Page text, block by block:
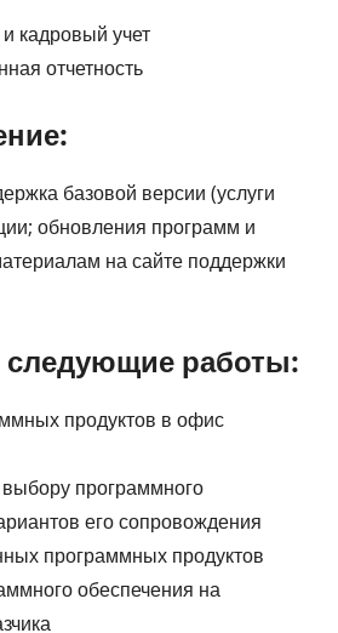
кадровый учет
отчетность
базовой версии (услуги
обновления программ и
на сайте поддержки
работы:
продуктов в офис
программного
его сопровождения
программных продуктов
обеспечения на